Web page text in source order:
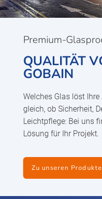
Premium-
QUALITÄT
GOBAIN
Welches Glas löst
gleich, ob Sicherheit,
Leichtpflege: Bei uns
Lösung für Ihr Projekt.
Zu unseren